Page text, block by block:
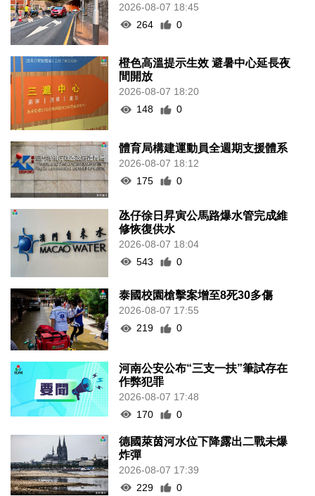
2026-08-07 18:45
264
0
橙色高溫提示生效 避暑中心延長夜
間開放
2026-08-07 18:20
148
0
體育局構建運動員全週期支援體系
2026-08-07 18:12
175
0
氹仔徐日昇寅公馬路爆水管完成維
修恢復供水
2026-08-07 18:04
543
0
泰國校園槍擊案增至8死30多傷
2026-08-07 17:55
219
0
河南公安公布“三支一扶”筆試存在
作弊犯罪
2026-08-07 17:48
170
0
德國萊茵河水位下降露出二戰未爆
炸彈
2026-08-07 17:39
229
0